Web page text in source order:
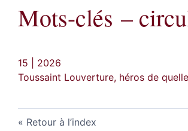
Mots-clés –
15 | 2026
Toussaint Louverture, héros de
Retour à l’index